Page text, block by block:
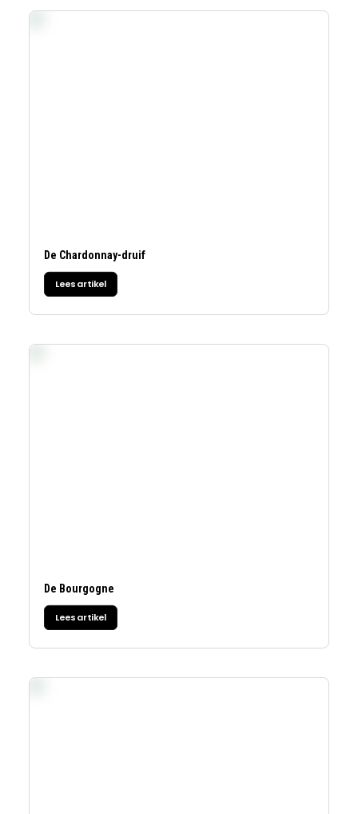
De Chardonnay-druif
Lees artikel
De Bourgogne
Lees artikel